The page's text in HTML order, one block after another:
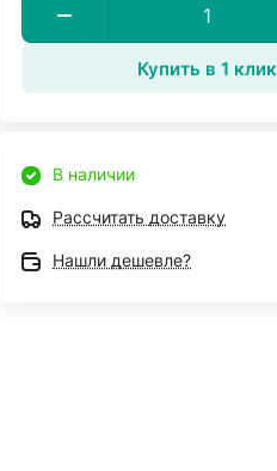
Купить в 1 клик
В наличии
Рассчитать доставку
Нашли дешевле?